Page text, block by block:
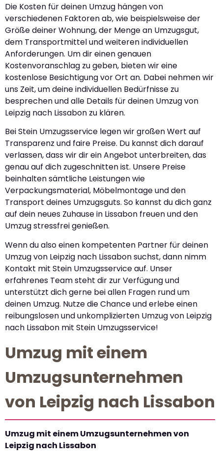
Die Kosten für deinen Umzug hängen von
verschiedenen Faktoren ab, wie beispielsweise der
Größe deiner Wohnung, der Menge an Umzugsgut,
dem Transportmittel und weiteren individuellen
Anforderungen. Um dir einen genauen
Kostenvoranschlag zu geben, bieten wir eine
kostenlose Besichtigung vor Ort an. Dabei nehmen wir
uns Zeit, um deine individuellen Bedürfnisse zu
besprechen und alle Details für deinen Umzug von
Leipzig nach Lissabon zu klären.
Bei Stein Umzugsservice legen wir großen Wert auf
Transparenz und faire Preise. Du kannst dich darauf
verlassen, dass wir dir ein Angebot unterbreiten, das
genau auf dich zugeschnitten ist. Unsere Preise
beinhalten sämtliche Leistungen wie
Verpackungsmaterial, Möbelmontage und den
Transport deines Umzugsguts. So kannst du dich ganz
auf dein neues Zuhause in Lissabon freuen und den
Umzug stressfrei genießen.
Wenn du also einen kompetenten Partner für deinen
Umzug von Leipzig nach Lissabon suchst, dann nimm
Kontakt mit Stein Umzugsservice auf. Unser
erfahrenes Team steht dir zur Verfügung und
unterstützt dich gerne bei allen Fragen rund um
deinen Umzug. Nutze die Chance und erlebe einen
reibungslosen und unkomplizierten Umzug von Leipzig
nach Lissabon mit Stein Umzugsservice!
Umzug mit einem
Umzugsunternehmen
von Leipzig nach Lissabon
Umzug mit einem Umzugsunternehmen von
Leipzig nach Lissabon